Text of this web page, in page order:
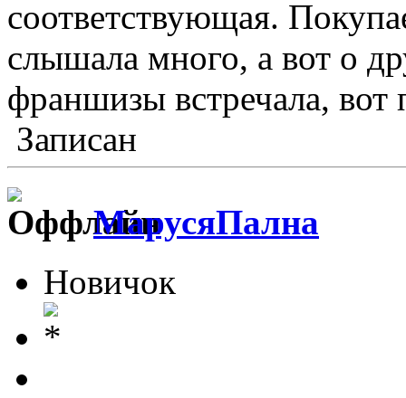
соответствующая.
слышала много, а вот о
франшизы встречала,
Записан
МарусяПална
Новичок